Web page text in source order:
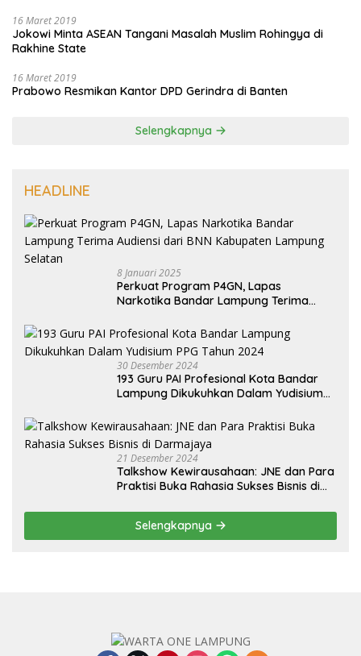
16 Maret 2019
Jokowi Minta ASEAN Tangani Masalah Muslim Rohingya di
Rakhine State
16 Maret 2019
Prabowo Resmikan Kantor DPD Gerindra di Banten
Selengkapnya
HEADLINE
8 Januari 2025
Perkuat Program P4GN, Lapas
Narkotika Bandar Lampung Terima
Selatan
30 Desember 2024
193 Guru PAI Profesional Kota Bandar
Lampung Dikukuhkan Dalam Yudisium
21 Desember 2024
Talkshow Kewirausahaan: JNE dan Para
Praktisi Buka Rahasia Sukses Bisnis di
Selengkapnya